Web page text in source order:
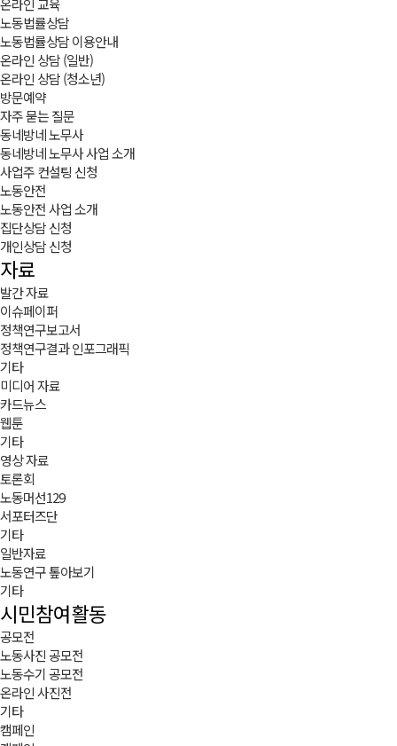
온라인 교육
노동법률상담
노동법률상담 이용안내
온라인 상담 (일반)
온라인 상담 (청소년)
방문예약
자주 묻는 질문
동네방네 노무사
동네방네 노무사 사업 소개
사업주 컨설팅 신청
노동안전
노동안전 사업 소개
집단상담 신청
개인상담 신청
자료
발간 자료
이슈페이퍼
정책연구보고서
정책연구결과 인포그래픽
기타
미디어 자료
카드뉴스
웹툰
기타
영상 자료
토론회
노동머선129
서포터즈단
기타
일반자료
노동연구 톺아보기
기타
시민참여활동
공모전
노동사진 공모전
노동수기 공모전
온라인 사진전
기타
캠페인